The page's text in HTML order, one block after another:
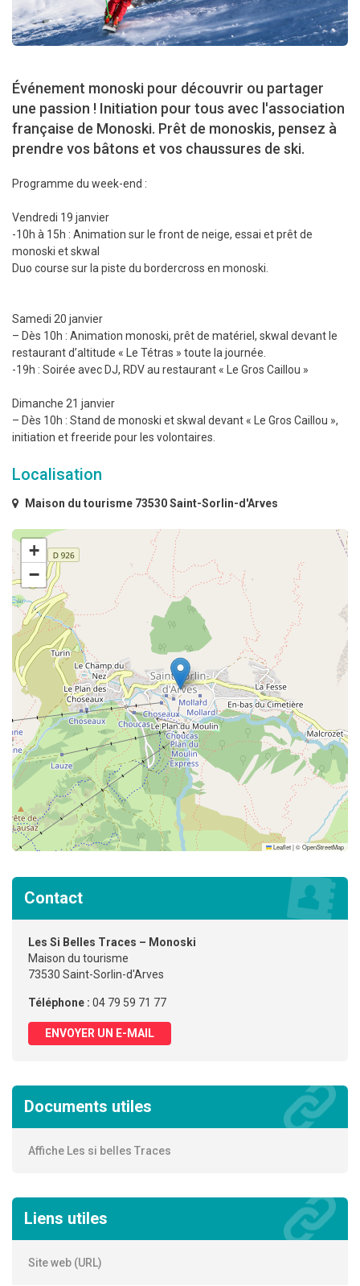
Événement monoski pour découvrir ou partager
une passion ! Initiation pour tous avec l'association
française de Monoski. Prêt de monoskis, pensez à
prendre vos bâtons et vos chaussures de ski.
Programme du week-end :
Vendredi 19 janvier
-10h à 15h : Animation sur le front de neige, essai et prêt de
monoski et skwal
Duo course sur la piste du bordercross en monoski.
Samedi 20 janvier
– Dès 10h : Animation monoski, prêt de matériel, skwal devant le
restaurant d’altitude « Le Tétras » toute la journée.
-19h : Soirée avec DJ, RDV au restaurant « Le Gros Caillou »
Dimanche 21 janvier
– Dès 10h : Stand de monoski et skwal devant « Le Gros Caillou »,
initiation et freeride pour les volontaires.
Localisation
Maison du tourisme 73530 Saint-Sorlin-d'Arves
+
−
Leaflet|©OpenStreetMap
Contact
Les Si Belles Traces – Monoski
Maison du tourisme
73530 Saint-Sorlin-d'Arves
Téléphone : 04 79 59 71 77
ENVOYER UN E-MAIL
Documents utiles
Affiche Les si belles Traces
Liens utiles
Site web (URL)